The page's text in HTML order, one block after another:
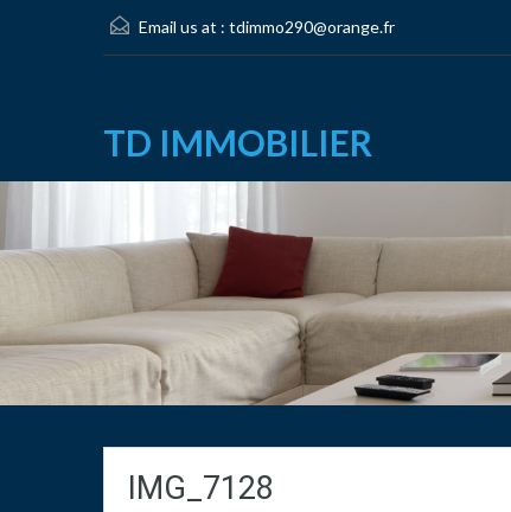
Email us at : tdimmo290@orange.fr
TD IMMOBILIER
IMG_7128